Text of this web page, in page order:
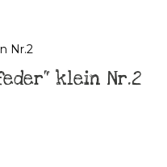
klein Nr.2